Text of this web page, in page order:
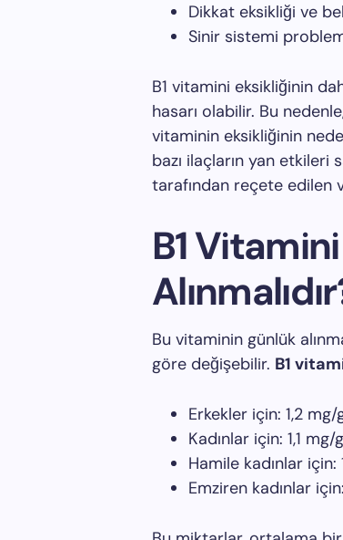
Dikkat eksikliği ve
Sinir sistemi
B1 vitamini eksikliğinin
hasarı olabilir. Bu
vitaminin eksikliğinin
bazı ilaçların yan etkileri
tarafından reçete edilen
B1
Bu vitaminin günlük
göre değişebilir. B1
Erkekler için: 1,2 mg/
Kadınlar için: 1,1 mg/
Hamile kadınlar için:
Emziren kadınlar